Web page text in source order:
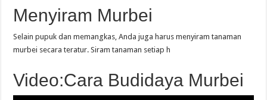
Menyiram Murbei
Selain pupuk dan memangkas, Anda juga harus menyiram tanaman
murbei secara teratur. Siram tanaman setiap h
Video:Cara Budidaya Murbei